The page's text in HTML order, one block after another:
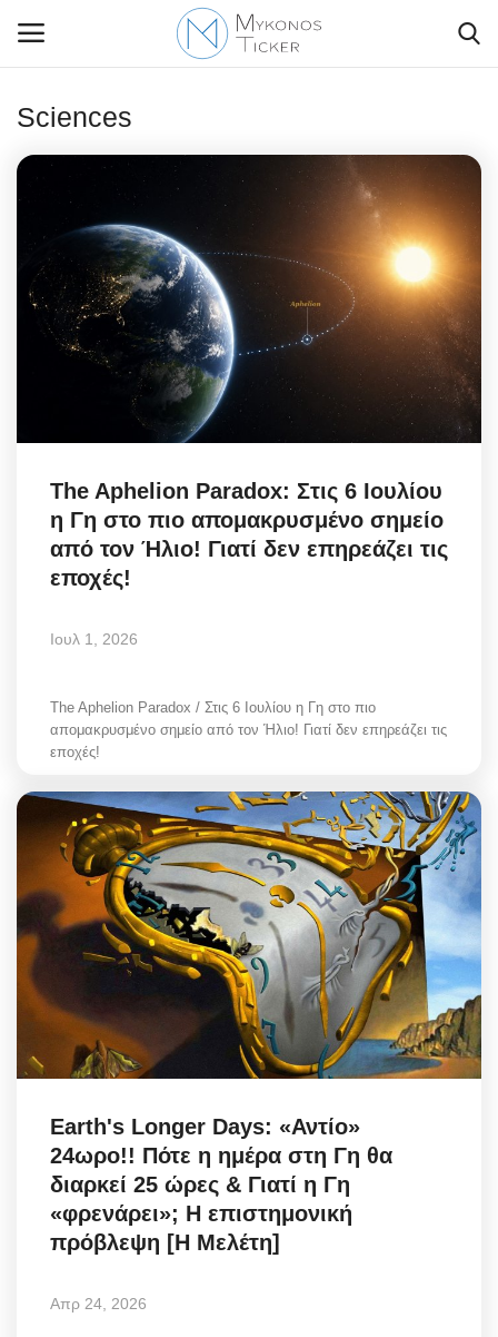
Politique
Business
Travel
Style Adorés
Entertainment
Arts & Culture
Mykonos Ticker TV
Sport
Sustainability
Health
Science & Tech
Σεβασμιώτατος Δωρόθεος Β’
Cost Of Living Crisis
Opinion + Analysis
L’Art des Sens
Sciences
The Aphelion Paradox: Στις 6 Ιουλίου
η Γη στο πιο απομακρυσμένο σημείο
από τον Ήλιο! Γιατί δεν επηρεάζει τις
εποχές!
Ιουλ 1, 2026
The Aphelion Paradox / Στις 6 Ιουλίου η Γη στο πιο
απομακρυσμένο σημείο από τον Ήλιο! Γιατί δεν επηρεάζει τις
εποχές!
Earth's Longer Days: «Αντίο»
24ωρο!! Πότε η ημέρα στη Γη θα
διαρκεί 25 ώρες & Γιατί η Γη
«φρενάρει»; Η επιστημονική
πρόβλεψη [Η Μελέτη]
Απρ 24, 2026